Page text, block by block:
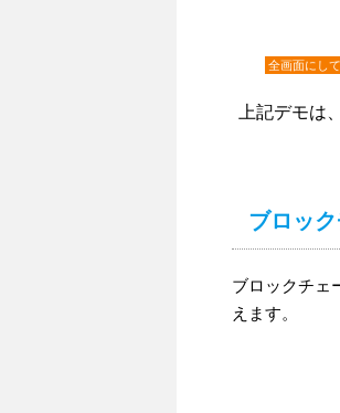
全画面にし
上記デモは
ブロッ
ブロックチェ
えます。